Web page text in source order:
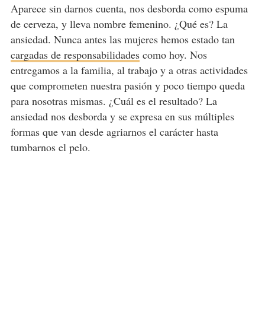
Aparece sin darnos cuenta, nos desborda como espuma
de cerveza, y lleva nombre femenino. ¿Qué es? La
ansiedad. Nunca antes las mujeres hemos estado tan
cargadas de responsabilidadescomo hoy. Nos
entregamos a la familia, al trabajo y a otras actividades
que comprometen nuestra pasión y poco tiempo queda
para nosotras mismas. ¿Cuál es el resultado? La
ansiedad nos desborda y se expresa en sus múltiples
formas que van desde agriarnos el carácter hasta
tumbarnos el pelo.